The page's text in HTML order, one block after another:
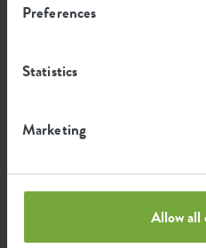
Preferences
Statistics
Marketing
Allow all
Este